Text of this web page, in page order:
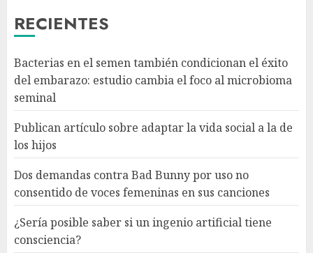
RECIENTES
Bacterias en el semen también condicionan el éxito
del embarazo: estudio cambia el foco al microbioma
seminal
Publican artículo sobre adaptar la vida social a la de
los hijos
Dos demandas contra Bad Bunny por uso no
consentido de voces femeninas en sus canciones
¿Sería posible saber si un ingenio artificial tiene
consciencia?
3
4
¿Sería posible saber si un
ingenio artificial tiene
AGOSTO 6, 2026
5
Sheinbaum confirma que el
papa León XIV no visitará
México en su gira por América
Latina